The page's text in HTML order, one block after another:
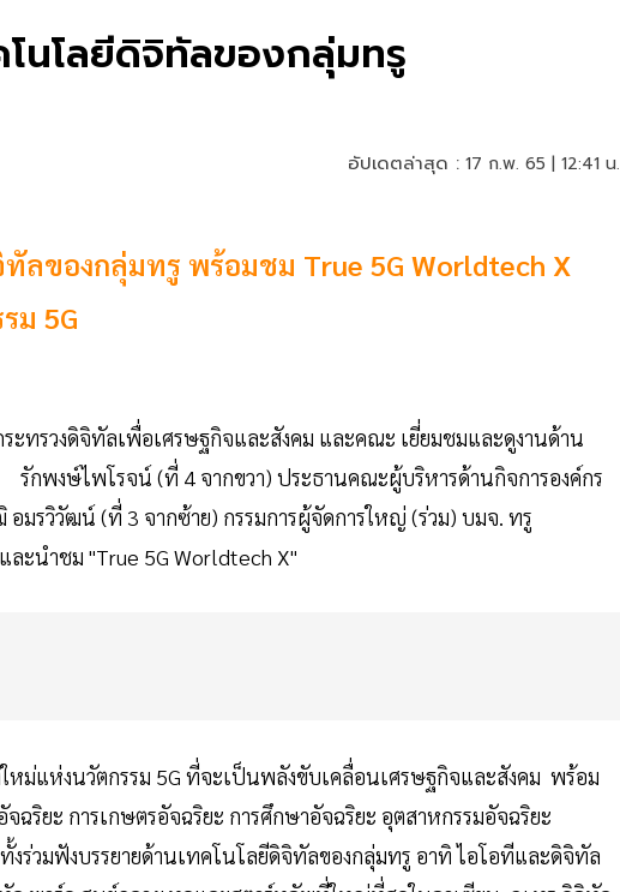
โนโลยีดิจิทัลของกลุ่มทรู
อัปเดตล่าสุด : 17 ก.พ. 65 | 12:41 น.
ลของกลุ่มทรู พร้อมชม True 5G Worldtech X
ม 5G
ะทรวงดิจิทัลเพื่อเศรษฐกิจและสังคม และคณะ เยี่ยมชมและดูงานด้าน
พงษ์ไพโรจน์ (ที่ 4 จากขวา) ประธานคณะผู้บริหารด้านกิจการองค์กร
มรวิวัฒน์ (ที่ 3 จากซ้าย) กรรมการผู้จัดการใหญ่ (ร่วม) บมจ. ทรู
ะนำชม "True 5G Worldtech X"
หม่แห่งนวัตกรรม 5G ที่จะเป็นพลังขับเคลื่อนเศรษฐกิจและสังคม พร้อม
ริยะ การเกษตรอัจฉริยะ การศึกษาอัจฉริยะ อุตสาหกรรมอัจฉริยะ
ร่วมฟังบรรยายด้านเทคโนโลยีดิจิทัลของกลุ่มทรู อาทิ ไอโอทีและดิจิทัล